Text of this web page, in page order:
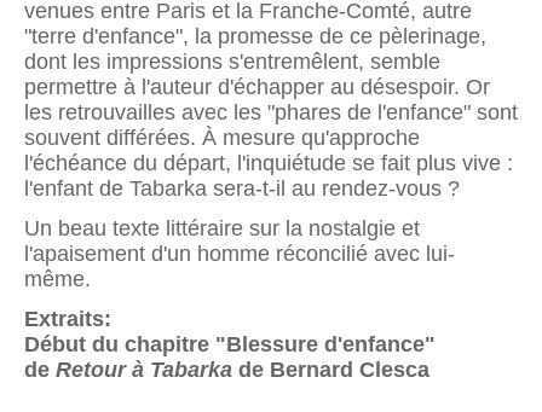
venues entre Paris et la Franche-Comté, autre
"terre d'enfance", la promesse de ce pèlerinage,
dont les impressions s'entremêlent, semble
permettre à l'auteur d'échapper au désespoir. Or
les retrouvailles avec les "phares de l'enfance" sont
souvent différées. À mesure qu'approche
l'échéance du départ, l'inquiétude se fait plus vive :
l'enfant de Tabarka sera-t-il au rendez-vous ?
Un beau texte littéraire sur la nostalgie et
l'apaisement d'un homme réconcilié avec lui-
même.
Extraits:
Début du chapitre "Blessure d'enfance"
de Retour à Tabarka de Bernard Clesca